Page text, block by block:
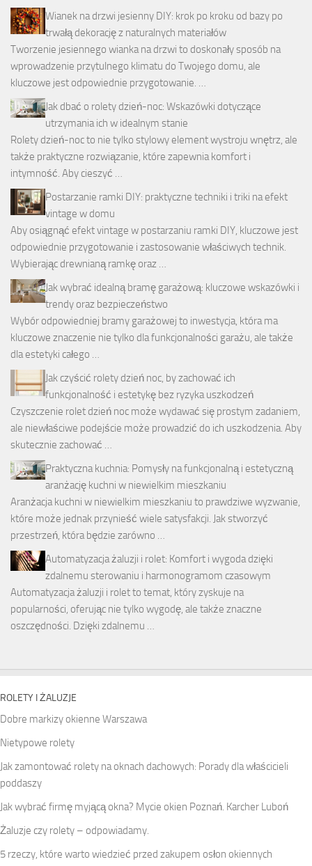
Wianek na drzwi jesienny DIY: krok po kroku od bazy po
trwałą dekorację z naturalnych materiałów
Tworzenie jesiennego wianka na drzwi to doskonały sposób na
wprowadzenie przytulnego klimatu do Twojego domu, ale
kluczowe jest odpowiednie przygotowanie. …
Jak dbać o rolety dzień-noc: Wskazówki dotyczące
utrzymania ich w idealnym stanie
Rolety dzień-noc to nie tylko stylowy element wystroju wnętrz, ale
także praktyczne rozwiązanie, które zapewnia komfort i
intymność. Aby cieszyć …
Postarzanie ramki DIY: praktyczne techniki i triki na efekt
vintage w domu
Aby osiągnąć efekt vintage w postarzaniu ramki DIY, kluczowe jest
odpowiednie przygotowanie i zastosowanie właściwych technik.
Wybierając drewnianą ramkę oraz …
Jak wybrać idealną bramę garażową: kluczowe wskazówki i
trendy oraz bezpieczeństwo
Wybór odpowiedniej bramy garażowej to inwestycja, która ma
kluczowe znaczenie nie tylko dla funkcjonalności garażu, ale także
dla estetyki całego …
Jak czyścić rolety dzień noc, by zachować ich
funkcjonalność i estetykę bez ryzyka uszkodzeń
Czyszczenie rolet dzień noc może wydawać się prostym zadaniem,
ale niewłaściwe podejście może prowadzić do ich uszkodzenia. Aby
skutecznie zachować …
Praktyczna kuchnia: Pomysły na funkcjonalną i estetyczną
aranżację kuchni w niewielkim mieszkaniu
Aranżacja kuchni w niewielkim mieszkaniu to prawdziwe wyzwanie,
które może jednak przynieść wiele satysfakcji. Jak stworzyć
przestrzeń, która będzie zarówno …
Automatyzacja żaluzji i rolet: Komfort i wygoda dzięki
zdalnemu sterowaniu i harmonogramom czasowym
Automatyzacja żaluzji i rolet to temat, który zyskuje na
popularności, oferując nie tylko wygodę, ale także znaczne
oszczędności. Dzięki zdalnemu …
ROLETY I ŻALUZJE
Dobre markizy okienne Warszawa
Nietypowe rolety
Jak zamontować rolety na oknach dachowych: Porady dla właścicieli
poddaszy
Jak wybrać firmę myjącą okna? Mycie okien Poznań. Karcher Luboń
Żaluzje czy rolety – odpowiadamy.
5 rzeczy, które warto wiedzieć przed zakupem osłon okiennych